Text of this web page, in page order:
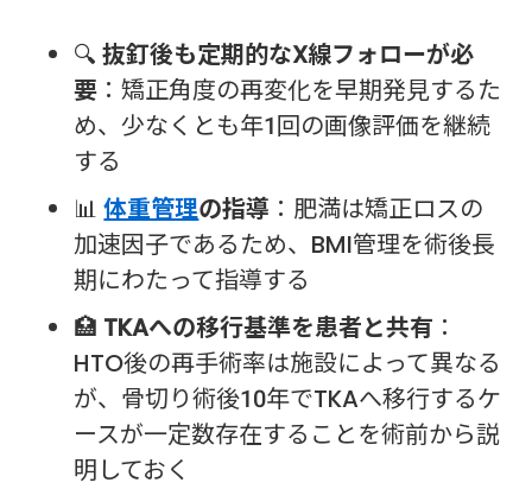
🔍抜釘後も定期的なX線フォローが必
要 ：矯正角度の再変化を早期発見するた
め、少なくとも年1回の画像評価を継続
する
📊体重管理の指導 ：肥満は矯正ロスの
加速因子であるため、BMI管理を術後長
期にわたって指導する
🏥 TKAへの移行基準を患者と共有 ：
HTO後の再手術率は施設によって異なる
が、骨切り術後10年でTKAへ移行するケ
ースが一定数存在することを術前から説
明しておく